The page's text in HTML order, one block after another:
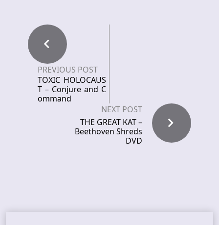
PREVIOUS POST
TOXIC HOLOCAUS
T – Conjure and C
ommand
NEXT POST
THE GREAT KAT –
Beethoven Shreds
DVD